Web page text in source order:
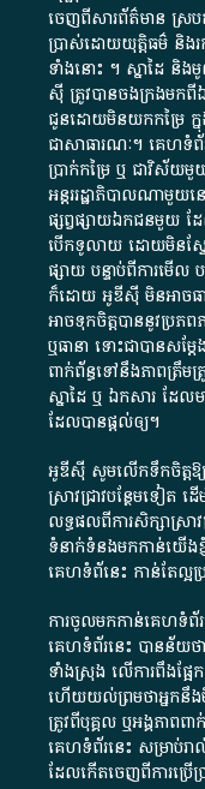
ចេញពី​សារព័ត៌មាន ស្រប
ប្រាស់​ដោយ​យុត្តិធម៌​ និង​រ
ទាំង​នោះ​ ។​ ស្នាដៃ​ និង​
ស៊ី​ ត្រូវ​បាន​ចងក្រង​មក​ពី​
ជូន​ដោយ​មិន​យក​កម្រៃ​ ក្
ជា​សាធារណៈ​។​ គេហទំព័រ​
ប្រាក់​កម្រៃ​ ឬ​ ជា​វិស័យ​មួ
អន្តររដ្ឋាភិបាល​ណាមួយ​
ផ្សព្វផ្សាយ​ឯកជន​មួយ​
បើក​ទូលាយ​ ដោយ​មិនស្វ
ផ្សាយ​ បន្ទាប់​ពី​ការ​មើ
ក៏​ដោយ​ អូ​ឌី​ស៊ី​ មិន​អាច​ធ
អាច​ទុកចិត្ត​បាននូវ​ប្រភ
ឬ​ធានា​ ទោះជា​បាន​សម្ត
ពាក់ព័ន្ធ​ទៅ​នឹង​ភាព​ត្រឹ
ស្នាដៃ​ ឬ​ ឯកសារ​ ដែ
ដែល​បាន​ផ្តល់​ឲ្យ​។
អូឌីស៊ី សូមលើកទឹកចិត្តឱ្យអ្
ស្រាវជ្រាវបន្ថែមទៀត
លទ្ធផលពីការសិក្សាស្រា
ទំនាក់ទំនងមកកាន់យើងខ្
គេហទំព័នេះ កាន់តែល្អ
ការចូលមកកាន់គេហទំព័
គេហទំព័រនេះ បានន័យថ
ទាំងស្រុង លើការពឹងផ្អ
ហើយយល់ព្រមថាអ្នកនឹងមិ
ត្រូវពីបុគ្គល ឬអង្គភាពព
គេហទំព័រនេះ សម្រាប់រ
ដែលកើតចេញពីការប្រើ